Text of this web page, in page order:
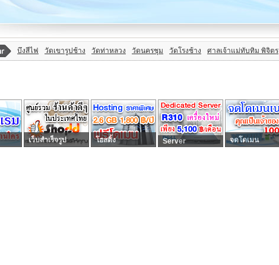
บึงสีไฟ วัดเขารูปช้าง วัดท่าหลวง วัดนครชุม วัดโรงช้าง ศาลเจ้าแม่ทับทิม พิจิตร
เว็บสำเร็จรูป โฮสติ้ง Server จดโดเมน